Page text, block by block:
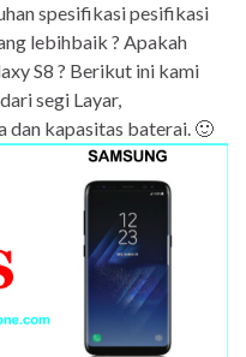
spesifikasi pesifikasi
lebihbaik ? Apakah
S8 ? Berikut ini kami
segi Layar,
dan kapasitas baterai. 🙂